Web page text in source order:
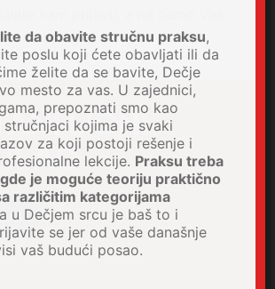
nam prijavu, a mi ćemo Vas
svih detalja.
LIČNI
da obavite stručnu praksu,
poslu koji ćete obavljati ili da
želite da se bavite, Dečje
mesto za vas. U zajednici,
prepoznati smo kao
kojima je svaki
za koji postoji rešenje i
lekcije. Praksu treba
je moguće teoriju praktično
različitim kategorijama
u Dečjem srcu je baš to i
se jer od vaše današnje
vaš budući posao.